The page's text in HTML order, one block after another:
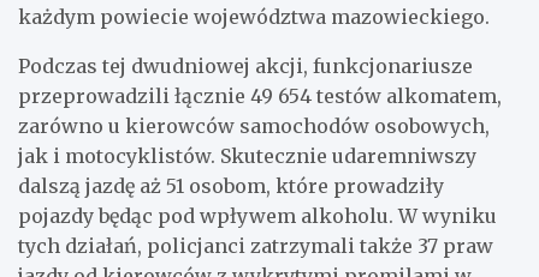
każdym powiecie województwa mazowieckiego.
Podczas tej dwudniowej akcji, funkcjonariusze
przeprowadzili łącznie 49 654 testów alkomatem,
zarówno u kierowców samochodów osobowych,
jak i motocyklistów. Skutecznie udaremniwszy
dalszą jazdę aż 51 osobom, które prowadziły
pojazdy będąc pod wpływem alkoholu. W wyniku
tych działań, policjanci zatrzymali także 37 praw